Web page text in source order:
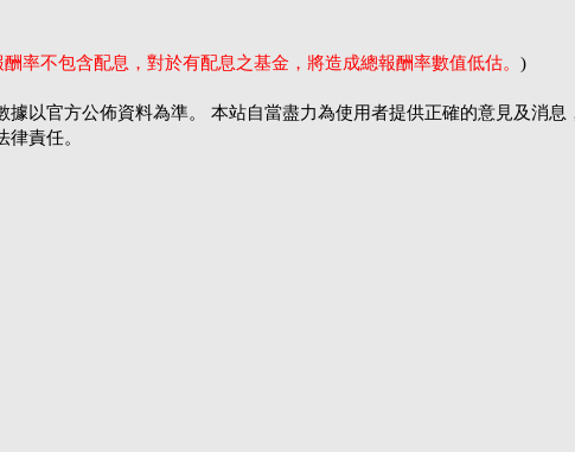
率不包含配息，對於有配息之基金，將造成總報酬率數值低估。 )
據以官方公佈資料為準。 本站自當盡力為使用者提供正確的意見及消息
責任。